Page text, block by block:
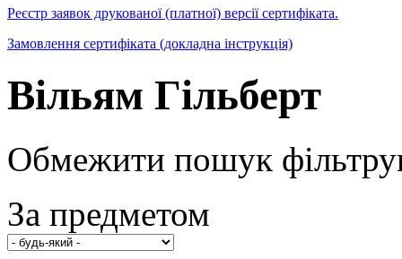
Реєстр заявок друкованої (платної) версії сертифіката.
Замовлення сертифіката (докладна інструкція)
Вільям Гільберт
Обмежити пошук
За предметом